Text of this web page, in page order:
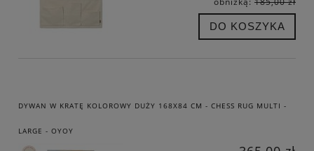
DO KOSZYKA
DYWAN W KRATĘ KOLOROWY DUŻY 168X84 CM - CHESS RUG MULTI -
LARGE - OYOY